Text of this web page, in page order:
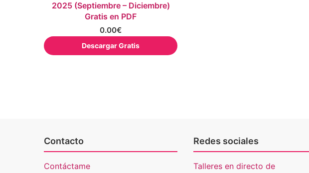
2025 (Septiembre – Diciembre)
Gratis en PDF
0.00€
Descargar Gratis
Contacto
Contáctame
Redes sociales
Talleres en directo de